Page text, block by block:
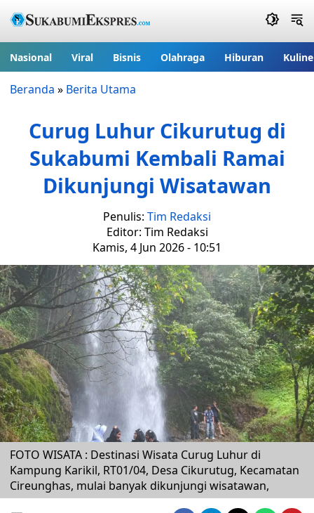
Nasional Viral Bisnis Olahraga Hiburan
Beranda » Berita Utama
Curug Luhur Cikurutug di
Sukabumi Kembali Ramai
Dikunjungi Wisatawan
Penulis: Tim Redaksi
Editor: Tim Redaksi
Kamis, 4 Jun 2026 - 10:51
FOTO WISATA : Destinasi Wisata Curug Luhur di
Kampung Karikil, RT01/04, Desa Cikurutug, Kecamatan
Cireunghas, mulai banyak dikunjungi wisatawan,